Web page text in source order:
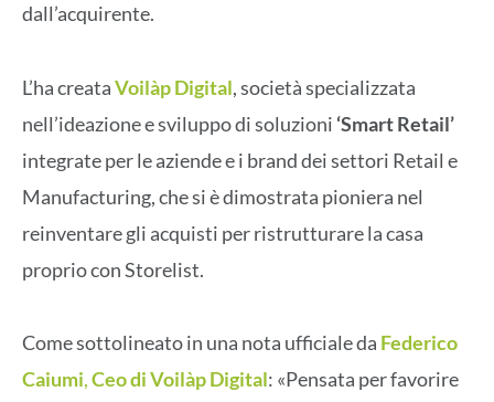
dall’acquirente.
L’ha creataVoilàp Digital, società specializzata
nell’ideazione e sviluppo di soluzioni ‘Smart Retail’
integrate per le aziende e i brand dei settori Retail e
Manufacturing, che si è dimostrata pioniera nel
reinventare gli acquisti per ristrutturare la casa
proprio con Storelist.
Come sottolineato in una nota ufficiale da Federico
Caiumi,Ceo di Voilàp Digital: «Pensata per favorire